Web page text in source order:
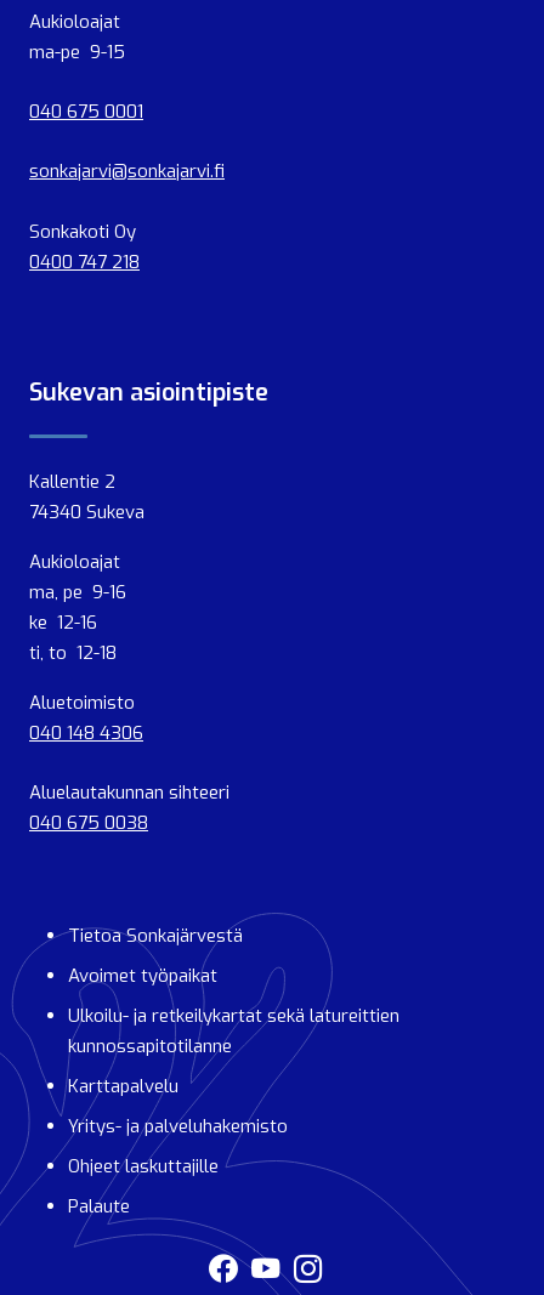
Aukioloajat
ma-pe 9-15
040 675 0001
sonkajarvi@sonkajarvi.fi
Sonkakoti Oy
0400 747 218
Sukevan asiointipiste
Kallentie 2
74340 Sukeva
Aukioloajat
ma, pe 9-16
ke 12-16
ti, to 12-18
Aluetoimisto
040 148 4306
Aluelautakunnan sihteeri
040 675 0038
Tietoa Sonkajärvestä
Avoimet työpaikat
Ulkoilu- ja retkeilykartat sekä latureittien
kunnossapitotilanne
Karttapalvelu
Yritys- ja palveluhakemisto
Ohjeet laskuttajille
Palaute